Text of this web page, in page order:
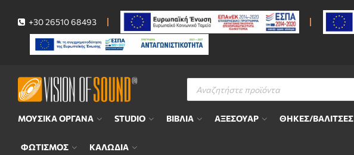
+30 26510 68493
Αναζήτηση
προϊόντων
ΜΟΥΣΙΚΑ ΟΡΓΑΝΑ STUDIO ΒΙΒΛΙΑ ΑΞΕΣΟΥΑΡ ΘΗΚΕΣ/ΒΑΛΙΤΣΕΣ
ΦΩΤΙΣΜΟΣ ΚΑΛΩΔΙΑ